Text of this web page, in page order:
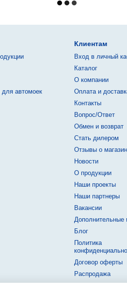
автомоек
Клиентам
Вход в личный
Каталог
О компании
Оплата и
Контакты
Вопрос/Ответ
Обмен и возврат
Стать дилером
Отзывы о
Новости
О продукции
Наши проекты
Наши партнеры
Вакансии
Дополнительные
Блог
Политика
Договор оферты
Распродажа